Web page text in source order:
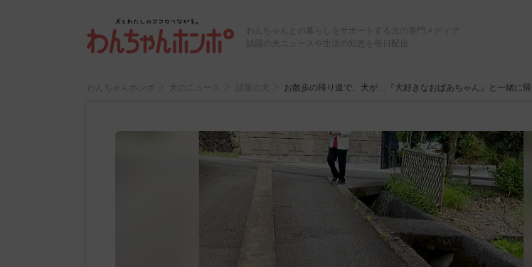
わんちゃんとの暮らしをサポートする犬の専門メディア
話題の犬ニュースや生活の知恵を毎日配信
わんちゃんホンポ 犬のニュース 話題の犬 お散歩の帰り道で、犬が…『大好きなおばあちゃん』と一緒に